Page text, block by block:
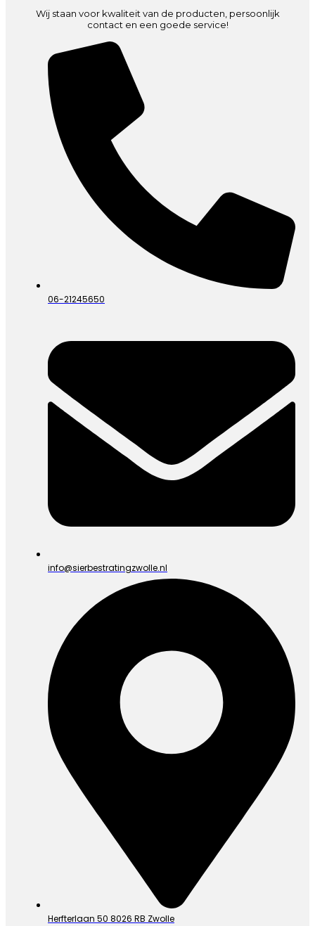
Wij staan voor kwaliteit van de producten, persoonlijk
contact en een goede service!
06-21245650
info@sierbestratingzwolle.nl
Herfterlaan 50 8026 RB Zwolle